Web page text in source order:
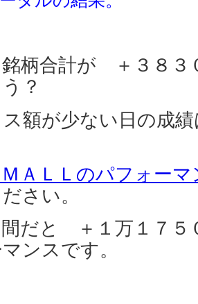
銘柄合計が ＋３８３
？
額が少ない日の成
ＭＡＬＬのパフォーマ
さい。
間だと ＋１万１７
ンスです。